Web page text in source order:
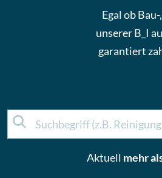
Egal ob
unserer B_I
garantiert
Aktuell mehr